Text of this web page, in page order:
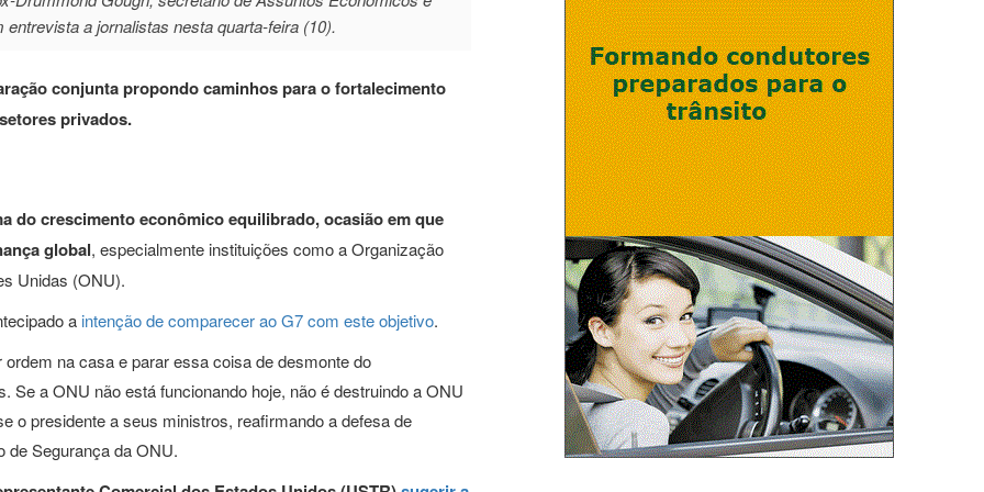
a jornalistas nesta quarta-feira (10).
conjunta propondo caminhos para o fortalecimento
privados.
do crescimento econômico equilibrado, ocasião em que
global, especialmente instituições como a Organização
Unidas (ONU).
a intenção de comparecer ao G7 com este objetivo.
na casa e parar essa coisa de desmonte do
a ONU não está funcionando hoje, não é destruindo a ONU
o presidente a seus ministros, reafirmando a defesa de
de Segurança da ONU.